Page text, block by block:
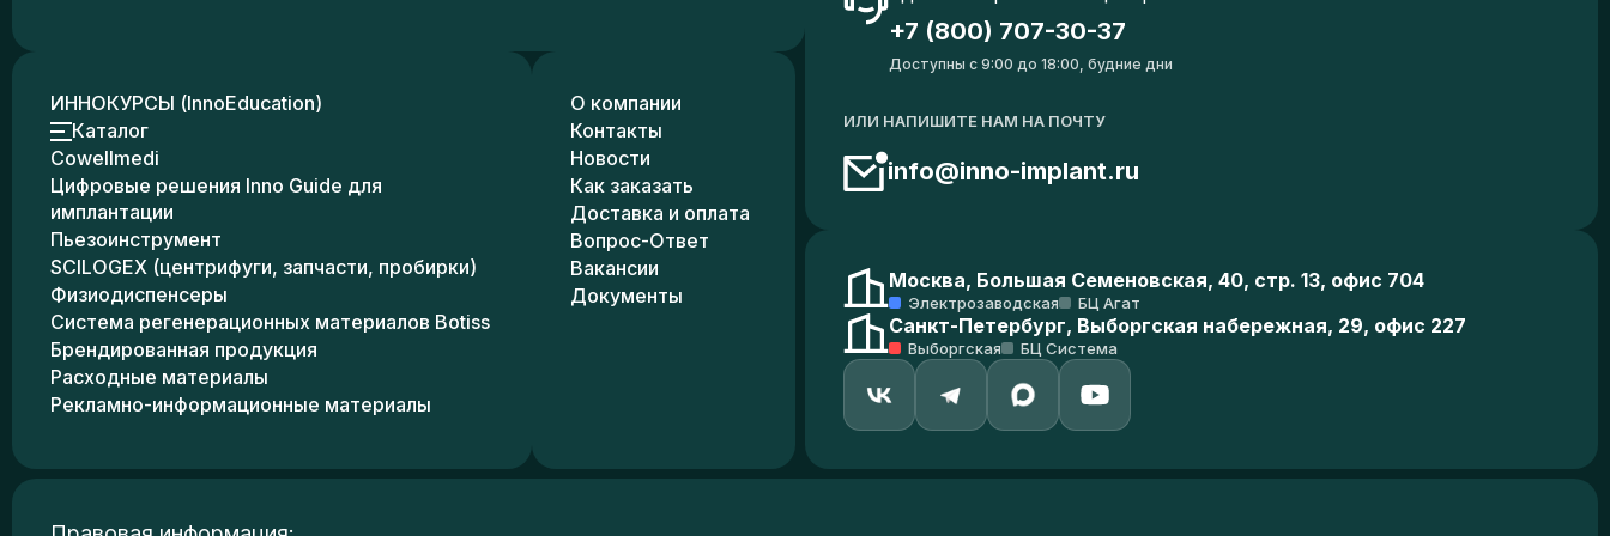
ИННОКУРСЫ (InnoEducation)
Каталог
Cowellmedi
Цифровые решения Inno Guide для
имплантации
Пьезоинструмент
SCILOGEX (центрифуги, запчасти, пробирки)
Физиодиспенсеры
Система регенерационных материалов Botiss
Брендированная продукция
Расходные материалы
Рекламно-информационные материалы
О компании
Контакты
Новости
Как заказать
Доставка и оплата
Вопрос-Ответ
Вакансии
Документы
+7 (800) 707-30-37
Доступны с 9:00 до 18:00, будние дни
ИЛИ НАПИШИТЕ НАМ НА ПОЧТУ
info@inno-implant.ru
Москва, Большая Семеновская, 40, стр. 13, офис 704
Электрозаводская БЦ Агат
Санкт-Петербург, Выборгская набережная, 29, офис 227
Выборгская БЦ Система